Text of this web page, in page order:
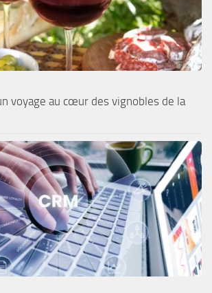
voyage au cœur des vignobles de la